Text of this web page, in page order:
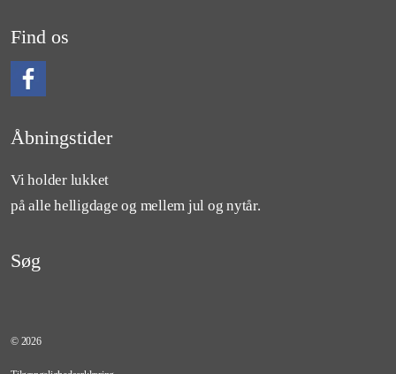
Find os
Åbningstider
Vi holder lukket
på alle helligdage og mellem jul og nytår.
Søg
© 2026